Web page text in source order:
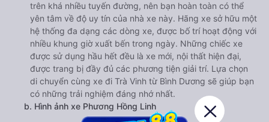
trên khá nhiều tuyến đường, nên bạn hoàn toàn có thể
yên tâm về độ uy tín của nhà xe này. Hãng xe sở hữu một
hệ thống đa dạng các dòng xe, được bố trí hoạt động với
nhiều khung giờ xuất bến trong ngày. Những chiếc xe
được sử dụng hầu hết đều là xe mới, nội thất hiện đại,
được trang bị đầy đủ các phương tiện giải trí. Lựa chọn
di chuyển cùng xe đi Trà Vinh từ Bình Dương sẽ giúp bạn
có những trải nghiệm đáng nhớ nhất.
b. Hình ảnh xe Phương Hồng Linh